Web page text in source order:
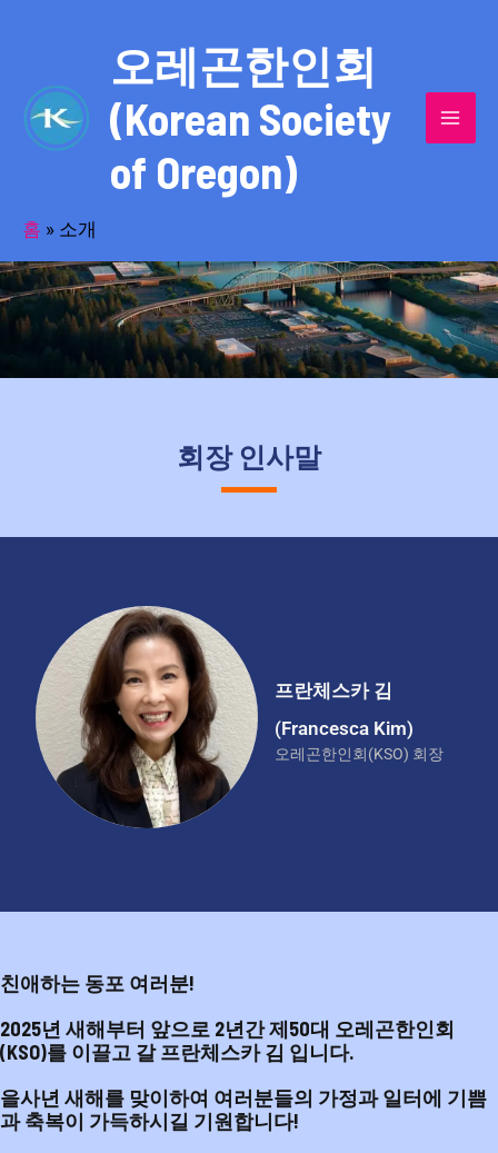
오레곤한인회
(Korean Society
of Oregon)
홈 » 소개
오레곤한인회(KOREAN SOCIETY OF
OREGON) 홈페이지 방문을 환영합니다.
회장 인사말
프란체스카 김
(Francesca Kim)
오레곤한인회(KSO) 회장
친애하는 동포 여러분!
2025년 새해부터 앞으로 2년간 제50대 오레곤한인회
(KSO)를 이끌고 갈 프란체스카 김 입니다.
을사년 새해를 맞이하여 여러분들의 가정과 일터에 기쁨
과 축복이 가득하시길 기원합니다!